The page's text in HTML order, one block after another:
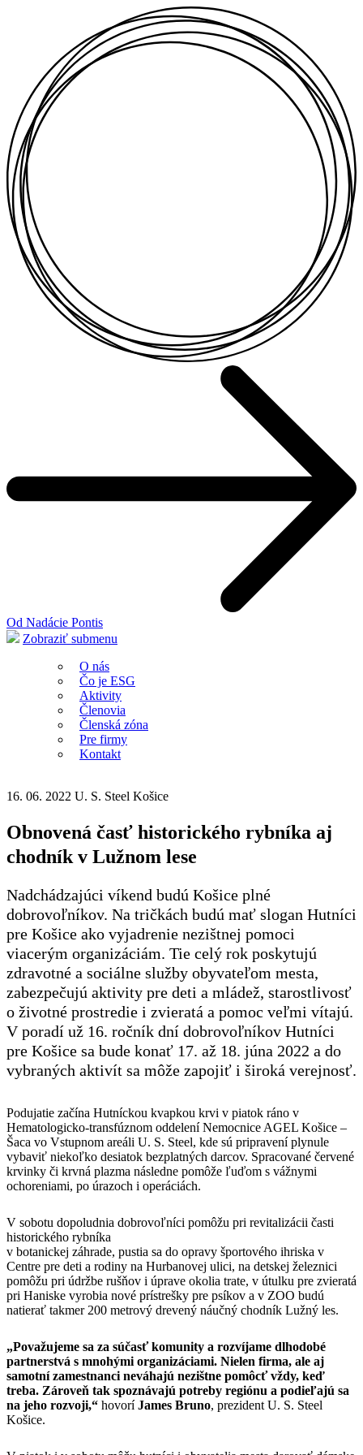
Od Nadácie Pontis
Zobraziť submenu
O nás
Čo je ESG
Aktivity
Členovia
Členská zóna
Pre firmy
Kontakt
16. 06. 2022 U. S. Steel Košice
Obnovená časť historického rybníka aj
chodník v Lužnom lese
Nadchádzajúci víkend budú Košice plné
dobrovoľníkov. Na tričkách budú mať slogan Hutníci
pre Košice ako vyjadrenie nezištnej pomoci
viacerým organizáciám. Tie celý rok poskytujú
zdravotné a sociálne služby obyvateľom mesta,
zabezpečujú aktivity pre deti a mládež, starostlivosť
o životné prostredie i zvieratá a pomoc veľmi vítajú.
V poradí už 16. ročník dní dobrovoľníkov Hutníci
pre Košice sa bude konať 17. až 18. júna 2022 a do
vybraných aktivít sa môže zapojiť i široká verejnosť.
Podujatie začína Hutníckou kvapkou krvi v piatok ráno v
Hematologicko-transfúznom oddelení Nemocnice AGEL Košice –
Šaca vo Vstupnom areáli U. S. Steel, kde sú pripravení plynule
vybaviť niekoľko desiatok bezplatných darcov. Spracované červené
krvinky či krvná plazma následne pomôže ľuďom s vážnymi
ochoreniami, po úrazoch i operáciách.
V sobotu dopoludnia dobrovoľníci pomôžu pri revitalizácii časti
historického rybníka
v botanickej záhrade, pustia sa do opravy športového ihriska v
Centre pre deti a rodiny na Hurbanovej ulici, na detskej železnici
pomôžu pri údržbe rušňov i úprave okolia trate, v útulku pre zvieratá
pri Haniske vyrobia nové prístrešky pre psíkov a v ZOO budú
natierať takmer 200 metrový drevený náučný chodník Lužný les.
„Považujeme sa za súčasť komunity a rozvíjame dlhodobé
partnerstvá s mnohými organizáciami. Nielen firma, ale aj
samotní zamestnanci neváhajú nezištne pomôcť vždy, keď
treba. Zároveň tak spoznávajú potreby regiónu a podieľajú sa
na jeho rozvoji,“ hovoríJames Bruno, prezident U. S. Steel
Košice.